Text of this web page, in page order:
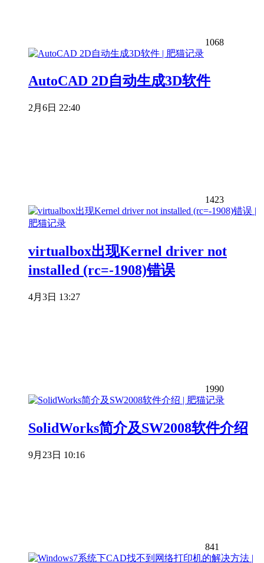
1068
AutoCAD 2D自动生成3D软件
2月6日 22:40
1423
virtualbox出现Kernel driver not
installed (rc=-1908)错误
4月3日 13:27
1990
SolidWorks简介及SW2008软件介绍
9月23日 10:16
841